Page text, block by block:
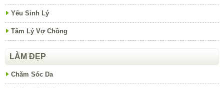
Yếu Sinh Lý
Tâm Lý Vợ Chồng
LÀM ĐẸP
Chăm Sóc Da